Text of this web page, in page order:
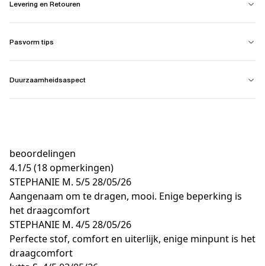
Levering en Retouren
Pasvorm tips
Duurzaamheidsaspect
beoordelingen
4.1/5(18 opmerkingen)
STEPHANIE M. 5/528/05/26
Aangenaam om te dragen, mooi. Enige beperking is
het draagcomfort
STEPHANIE M. 4/528/05/26
Perfecte stof, comfort en uiterlijk, enige minpunt is het
draagcomfort